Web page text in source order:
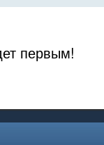
первым!